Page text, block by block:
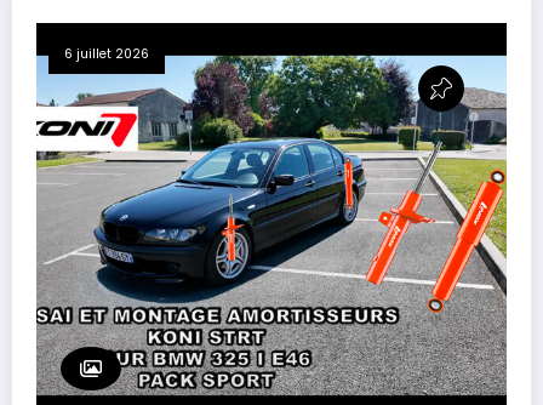
6 juillet 2026